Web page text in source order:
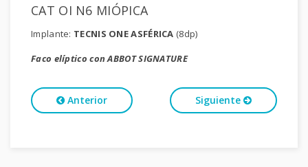
CAT OI N6 MIÓPICA
Implante: TECNIS ONE ASFÉRICA (8dp)
Faco elíptico con ABBOT SIGNATURE
Anterior Siguiente